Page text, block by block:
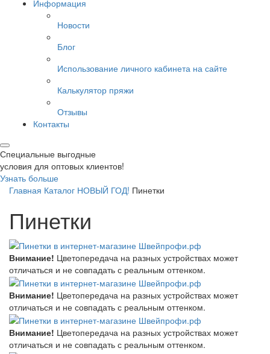
Информация
Новости
Блог
Использование личного кабинета на сайте
Калькулятор пряжи
Отзывы
Контакты
Специальные выгодные
условия для оптовых клиентов!
Узнать больше
Главная Каталог НОВЫЙ ГОД! Пинетки
Пинетки
Внимание! Цветопередача на разных устройствах может
отличаться и не совпадать с реальным оттенком.
Внимание! Цветопередача на разных устройствах может
отличаться и не совпадать с реальным оттенком.
Внимание! Цветопередача на разных устройствах может
отличаться и не совпадать с реальным оттенком.